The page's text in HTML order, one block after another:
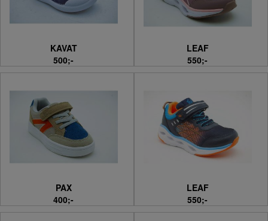
KAVAT
500;-
LEAF
550;-
PAX
400;-
LEAF
550;-